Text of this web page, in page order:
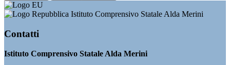
Istituto Comprensivo Statale Alda Merini
Contatti
Istituto Comprensivo Statale Alda Merini